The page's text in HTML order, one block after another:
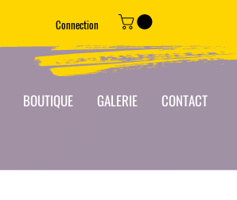
Connection
BOUTIQUE GALERIE CONTACT